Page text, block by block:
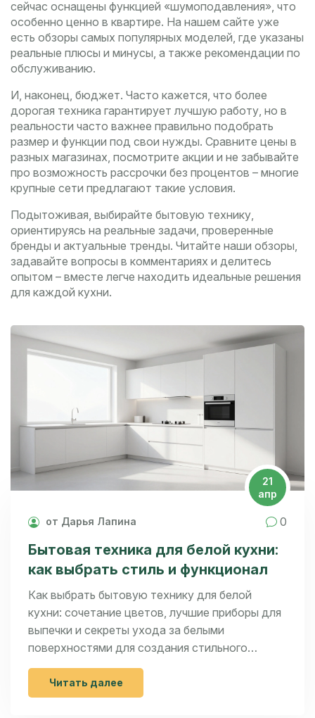
сейчас оснащены функцией «шумоподавления», что
особенно ценно в квартире. На нашем сайте уже
есть обзоры самых популярных моделей, где указаны
реальные плюсы и минусы, а также рекомендации по
обслуживанию.
И, наконец, бюджет. Часто кажется, что более
дорогая техника гарантирует лучшую работу, но в
реальности часто важнее правильно подобрать
размер и функции под свои нужды. Сравните цены в
разных магазинах, посмотрите акции и не забывайте
про возможность рассрочки без процентов – многие
крупные сети предлагают такие условия.
Подытоживая, выбирайте бытовую технику,
ориентируясь на реальные задачи, проверенные
бренды и актуальные тренды. Читайте наши обзоры,
задавайте вопросы в комментариях и делитесь
опытом – вместе легче находить идеальные решения
для каждой кухни.
21
апр
от Дарья Лапина 0
Бытовая техника для белой кухни:
как выбрать стиль и функционал
Как выбрать бытовую технику для белой
кухни: сочетание цветов, лучшие приборы для
выпечки и секреты ухода за белыми
поверхностями для создания стильного
интерьера.
Читать далее